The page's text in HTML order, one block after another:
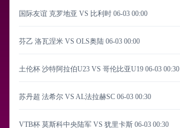
国际友谊 克罗地亚 VS 比利时 06-03 00:00
芬乙 洛瓦涅米 VS OLS奥陆 06-03 00:00
土伦杯 沙特阿拉伯U23 VS 哥伦比亚U19 06-03 00:30
苏丹超 法希尔 VS AL法拉赫SC 06-03 00:30
VTB杯 莫斯科中央陆军 VS 犹里卡斯 06-03 00:30